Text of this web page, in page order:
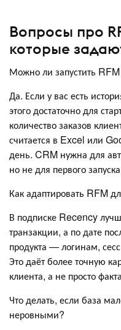
Вопросы про
которые
Можно ли запустить
Да. Если у вас есть
этого достаточно для
количество заказов
считается в Excel или
день. CRM нужна для
но не для первого
Как адаптировать RFM
В подписке Recency
транзакции, а по дате
продукта — логинам,
Это даёт более точную
клиента, а не просто
Что делать, если база
неровными?